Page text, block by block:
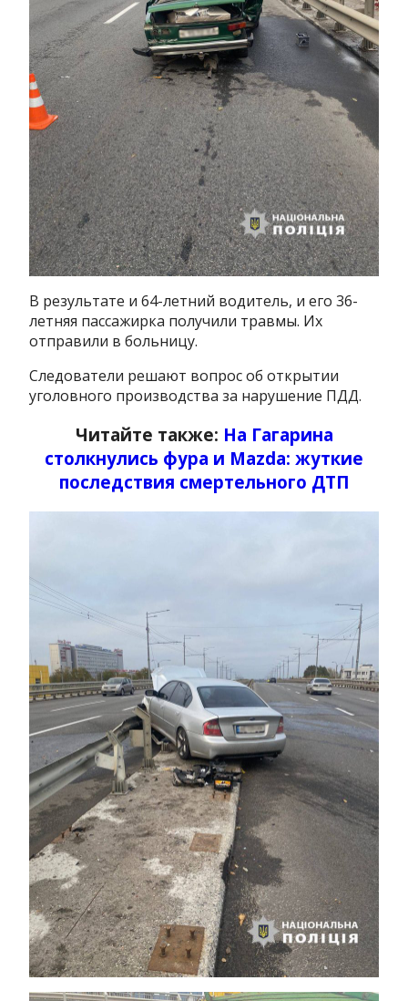
В результате и 64-летний водитель, и его 36-
летняя пассажирка получили травмы. Их
отправили в больницу.
Следователи решают вопрос об открытии
уголовного производства за нарушение ПДД.
Читайте также: На Гагарина
столкнулись фура и Mazda: жуткие
последствия смертельного ДТП